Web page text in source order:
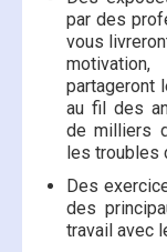
par des
vous
partageront
au fil des
de milliers
les troubles
Des
des
travail avec